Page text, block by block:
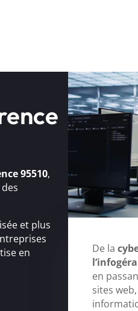
95510,
et plus
en
De la
en
sites